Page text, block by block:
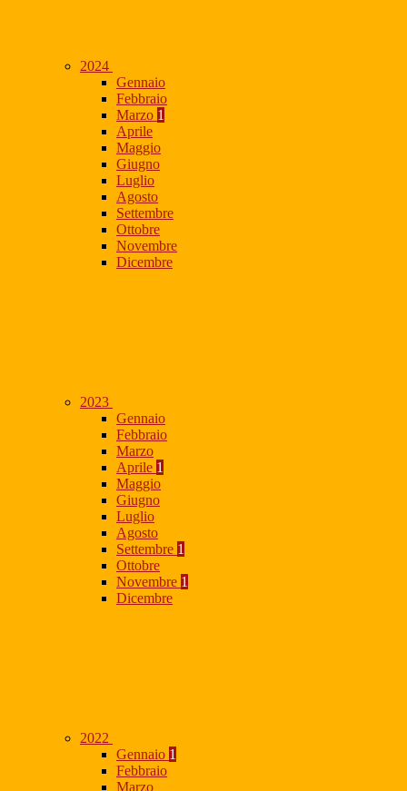
2024
Gennaio
Febbraio
Marzo 1
Aprile
Maggio
Giugno
Luglio
Agosto
Settembre
Ottobre
Novembre
Dicembre
2023
Gennaio
Febbraio
Marzo
Aprile 1
Maggio
Giugno
Luglio
Agosto
Settembre 1
Ottobre
Novembre 1
Dicembre
2022
Gennaio 1
Febbraio
Marzo